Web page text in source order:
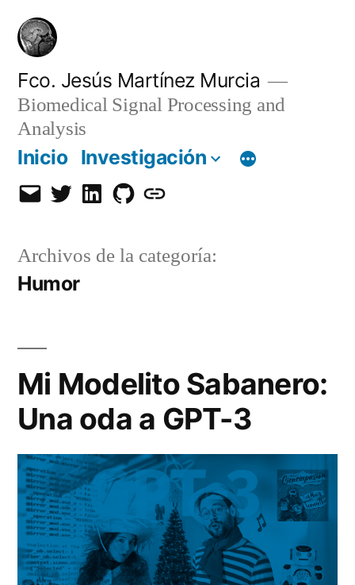
Saltar
contenido
Fco. Jesús Martínez Murcia
Biomedical Signal Processing and
Analysis
Inicio Investigación
EmailTwitterLinkedInGitHub
Orcid
Archivos de la categoría:
Humor
Mi Modelito Sabanero:
Una oda a GPT-3